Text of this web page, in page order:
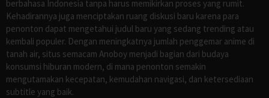
berbahasa Indonesia tanpa harus memikirkan proses yang rumit.
Kehadirannya juga menciptakan ruang diskusi baru karena para
penonton dapat mengetahui judul baru yang sedang trending atau
kembali populer. Dengan meningkatnya jumlah penggemar anime di
tanah air, situs semacam Anoboy menjadi bagian dari budaya
konsumsi hiburan modern, di mana penonton semakin
mengutamakan kecepatan, kemudahan navigasi, dan ketersediaan
subtitle yang baik.